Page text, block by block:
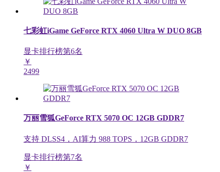
七彩虹iGame GeForce RTX 4060 Ultra W DUO 8GB
显卡排行榜第6名
￥
2499
万丽雪狐GeForce RTX 5070 OC 12GB GDDR7
支持 DLSS4，AI算力 988 TOPS，12GB GDDR7
显卡排行榜第7名
￥